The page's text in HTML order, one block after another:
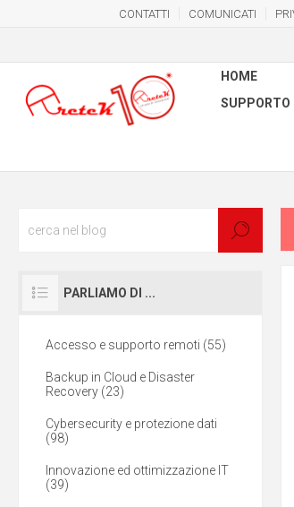
CONTATTI COMUNICATI
HOME
SUPPORTO
PARLIAMO DI ...
Accesso e supporto remoti (55)
Backup in Cloud e Disaster
Recovery (23)
Cybersecurity e protezione dati
(98)
Innovazione ed ottimizzazione IT
(39)